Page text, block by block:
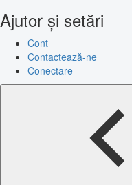
Ajutor și setări
Cont
Contactează-ne
Conectare